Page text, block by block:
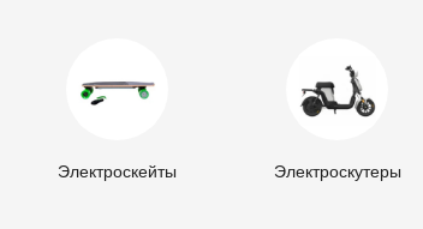
Электроскейты Электроскутеры